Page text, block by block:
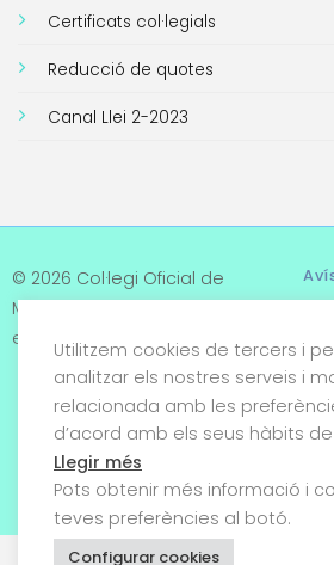
Certificats col·legials
Reducció de quotes
Canal Llei 2-2023
© 2026 Col·legi Oficial de
Metges de Tarragona. Tots
els drets reservats
Utilitzem cookies de tercers i
analitzar els nostres serveis i
relacionada amb les
d’acord amb els seus hàbits
Llegir més
Pots obtenir més informació i
teves preferències al botó.
Configurar cookies